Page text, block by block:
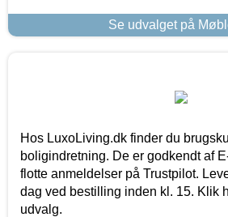
Se udvalget på
Hos LuxoLiving.dk finder du
boligindretning. De er godkendt af
flotte anmeldelser på Trustpilot.
dag ved bestilling inden kl. 15. Klik
udvalg.